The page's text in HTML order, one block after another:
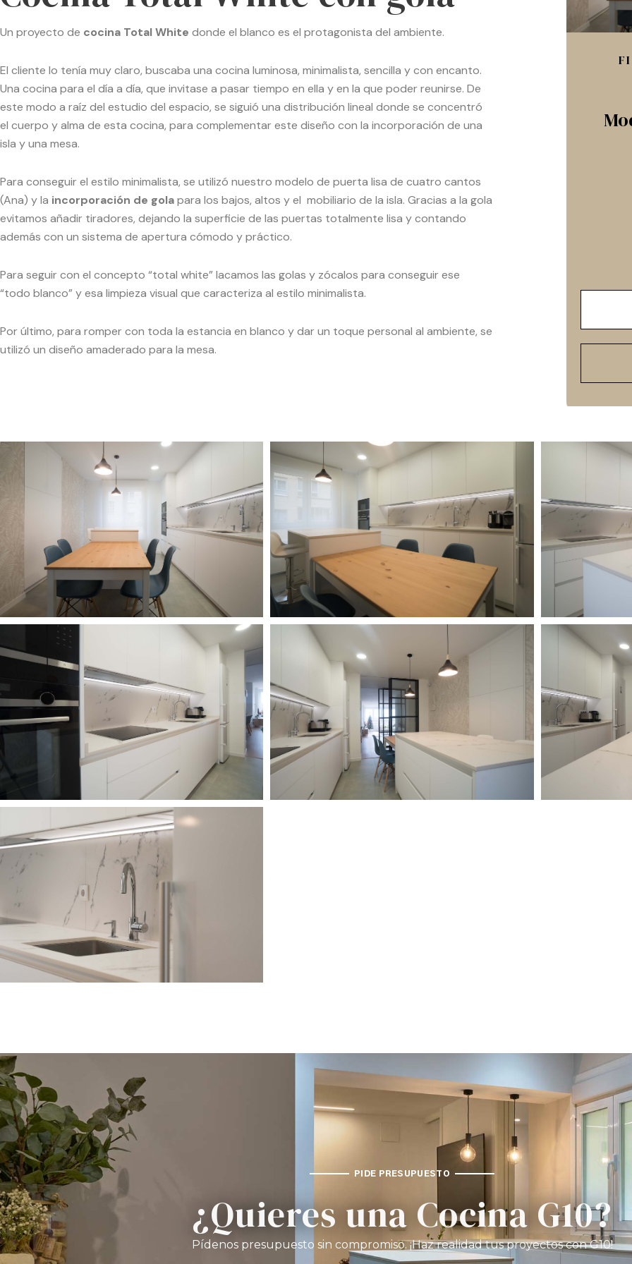
Un proyecto de cocina Total White donde el blanco es el protagonista del ambiente.
El cliente lo tenía muy claro, buscaba una cocina luminosa, minimalista, sencilla y con encanto.
Una cocina para el día a día, que invitase a pasar tiempo en ella y en la que poder reunirse. De
este modo a raíz del estudio del espacio, se siguió una distribución lineal donde se concentró
el cuerpo y alma de esta cocina, para complementar este diseño con la incorporación de una
isla y una mesa.
Para conseguir el estilo minimalista, se utilizó nuestro modelo de puerta lisa de cuatro cantos
(Ana) y la incorporación de golapara los bajos, altos y el mobiliario de la isla. Gracias a la gola
evitamos añadir tiradores, dejando la superficie de las puertas totalmente lisa y contando
además con un sistema de apertura cómodo y práctico.
Para seguir con el concepto “total white” lacamos las golas y zócalos para conseguir ese
“todo blanco” y esa limpieza visual que caracteriza al estilo minimalista.
Por último, para romper con toda la estancia en blanco y dar un toque personal al ambiente, se
utilizó un diseño amaderado para la mesa.
PIDE PRESUPUESTO
¿Quieres una Cocina G10?
Pídenos presupuesto sin compromiso. ¡Haz realidad tus proyectos con G10!